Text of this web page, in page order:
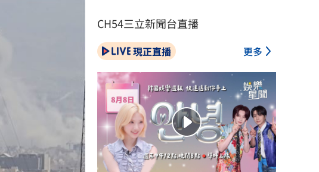
CH54三立新聞台直播
現正直播 更多